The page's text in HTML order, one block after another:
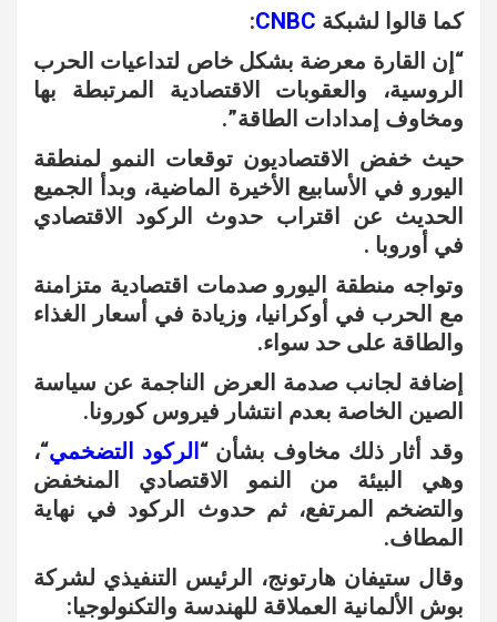
كما قالوا لشبكة CNBC
:
“إن القارة معرضة بشكل خاص لتداعيات الحرب
الروسية، والعقوبات الاقتصادية المرتبطة بها
ومخاوف إمدادات الطاقة”.
حيث خفض الاقتصاديون توقعات النمو لمنطقة
اليورو في الأسابيع الأخيرة الماضية، وبدأ الجميع
الحديث عن اقتراب حدوث الركود الاقتصادي
في أوروبا .
وتواجه منطقة اليورو صدمات اقتصادية متزامنة
مع الحرب في أوكرانيا، وزيادة في أسعار الغذاء
والطاقة على حد سواء.
إضافة لجانب صدمة العرض الناجمة عن سياسة
الصين الخاصة بعدم انتشار فيروس كورونا.
وقد أثار ذلك مخاوف بشأن “ الركود التضخمي“،
وهي البيئة من النمو الاقتصادي المنخفض
والتضخم المرتفع، ثم حدوث الركود في نهاية
المطاف.
وقال ستيفان هارتونج، الرئيس التنفيذي لشركة
بوش الألمانية العملاقة للهندسة والتكنولوجيا: